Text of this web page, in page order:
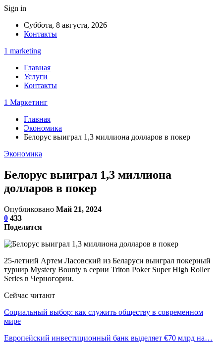
Sign in
Суббота, 8 августа, 2026
Контакты
1 marketing
Главная
Услуги
Контакты
1 Маркетинг
Главная
Экономика
Белорус выиграл 1,3 миллиона долларов в покер
Экономика
Белорус выиграл 1,3 миллиона
долларов в покер
Опубликовано Май 21, 2024
0 433
Поделится
25-летний Артем Ласовский из Беларуси выиграл покерный
турнир Mystery Bounty в серии Triton Poker Super High Roller
Series в Черногории.
Сейчас читают
Социальный выбор: как служить обществу в современном
мире
Европейский инвестиционный банк выделяет €70 млрд на…